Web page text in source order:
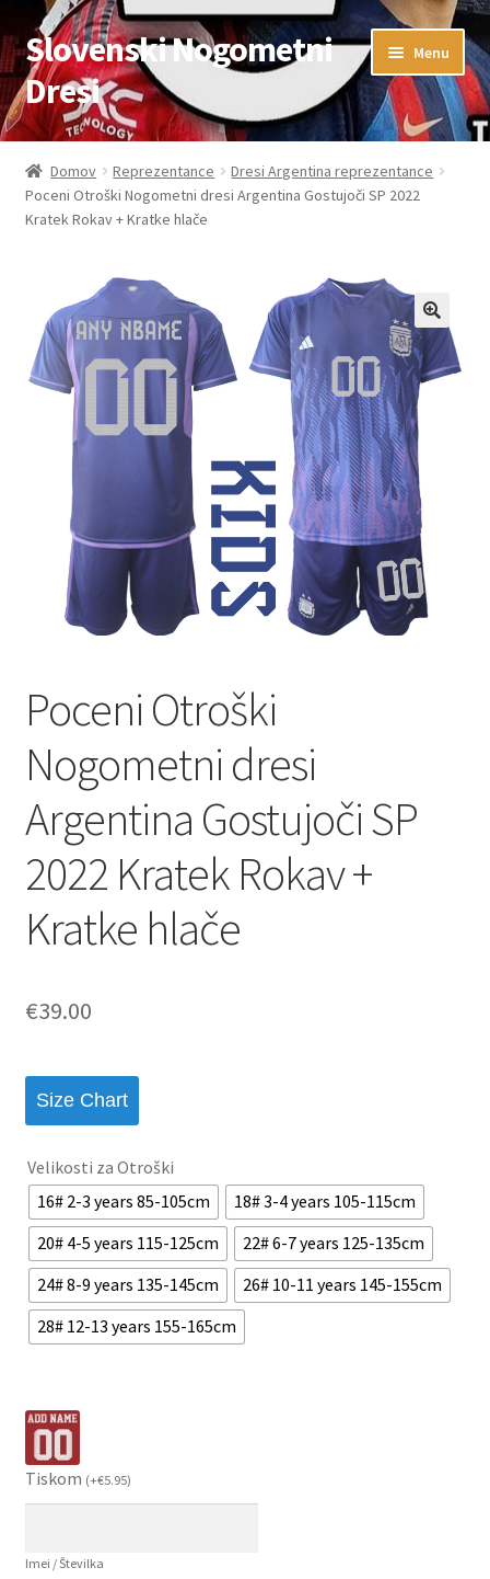
Skip
to
navigation
Skip
to
content
Slovenski Nogometni
Dresi
Menu
Domov
Blog
Kontaktiraj nas
Košarica
Moj račun
Trgovina
Zaključek nakupa
Domov Reprezentance
Dresi Argentina reprezentance
Poceni Otroški Nogometni dresi Argentina Gostujoči SP 2022
Kratek Rokav + Kratke hlače
Poceni Otroški
Nogometni dresi
Argentina Gostujoči SP
2022 Kratek Rokav +
Kratke hlače
€39.00
Size Chart
Velikosti za Otroški
16# 2-3 years 85-105cm
18# 3-4 years 105-115cm
20# 4-5 years 115-125cm
22# 6-7 years 125-135cm
24# 8-9 years 135-145cm
26# 10-11 years 145-155cm
28# 12-13 years 155-165cm
Tiskom (+€5.95)
Imei / Številka